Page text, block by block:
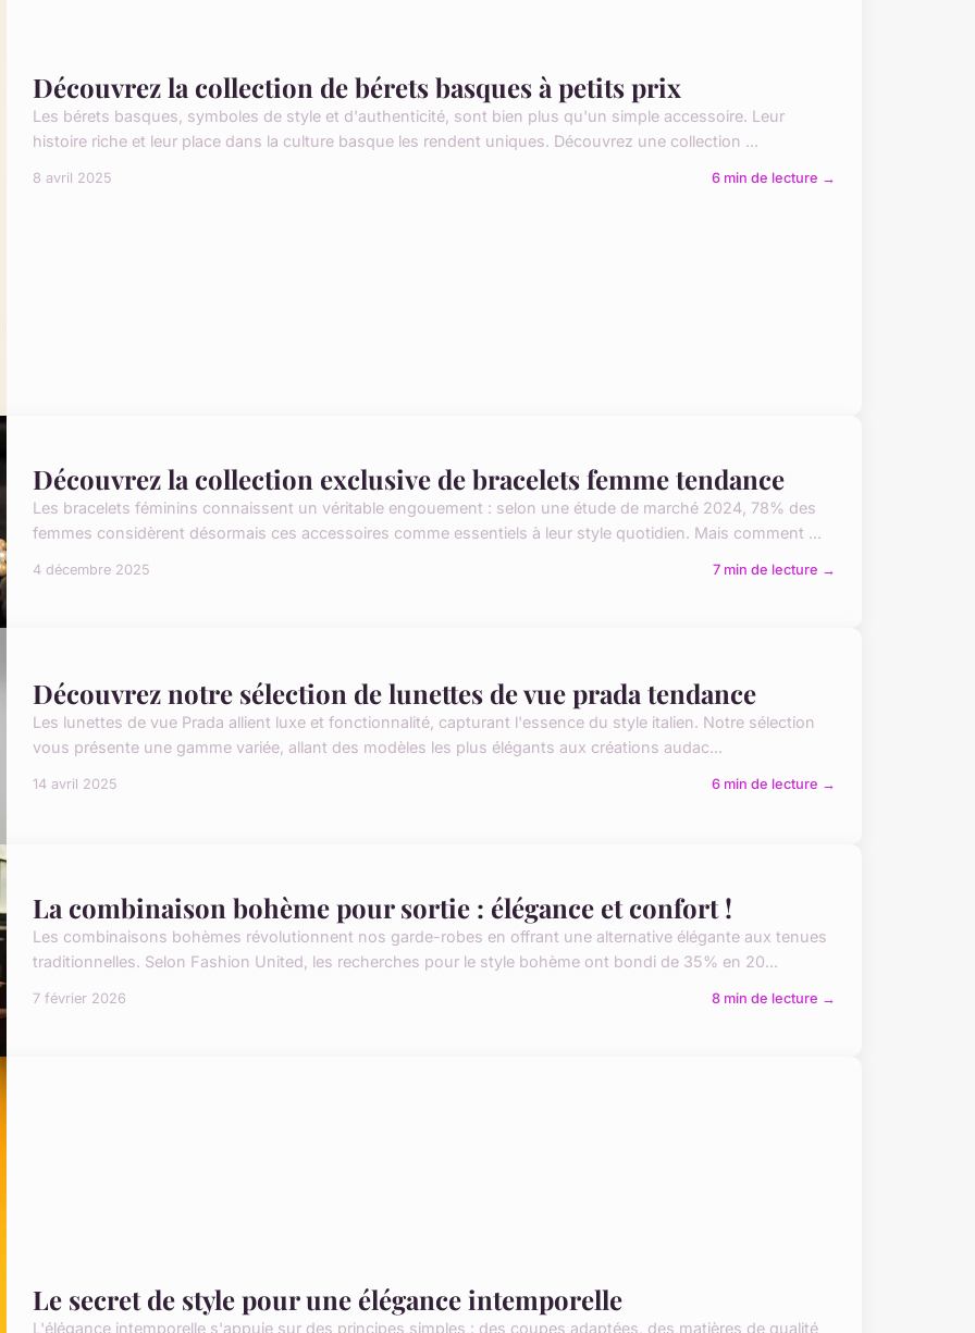
Découvrez la collection de bérets basques à petits prix
Les bérets basques, symboles de style et d'authenticité, sont bien plus qu'un simple accessoire. Leur
histoire riche et leur place dans la culture basque les rendent uniques. Découvrez une collection ...
8 avril 2025 6 min de lecture →
Découvrez la collection exclusive de bracelets femme tendance
Les bracelets féminins connaissent un véritable engouement : selon une étude de marché 2024, 78% des
femmes considèrent désormais ces accessoires comme essentiels à leur style quotidien. Mais comment ...
4 décembre 2025 7 min de lecture →
Découvrez notre sélection de lunettes de vue prada tendance
Les lunettes de vue Prada allient luxe et fonctionnalité, capturant l'essence du style italien. Notre sélection
vous présente une gamme variée, allant des modèles les plus élégants aux créations audac...
14 avril 2025 6 min de lecture →
La combinaison bohème pour sortie : élégance et confort !
Les combinaisons bohèmes révolutionnent nos garde-robes en offrant une alternative élégante aux tenues
traditionnelles. Selon Fashion United, les recherches pour le style bohème ont bondi de 35% en 20...
7 février 2026 8 min de lecture →
Le secret de style pour une élégance intemporelle
L'élégance intemporelle s'appuie sur des principes simples : des coupes adaptées, des matières de qualité